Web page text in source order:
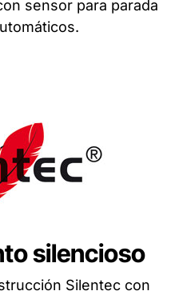
sensor para parada
silencioso
Silentec con